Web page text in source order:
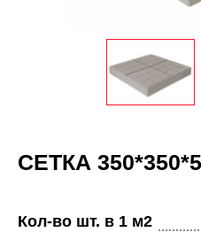
СЕТКА
Кол-во шт. в 1 м2